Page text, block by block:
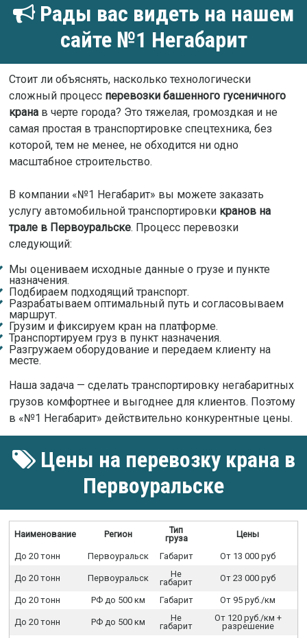
Рады вас видеть на нашем
сайте №1 Негабарит
Стоит ли объяснять, насколько технологически
сложный процесс перевозки башенного гусеничного
кранав черте города? Это тяжелая, громоздкая и не
самая простая в транспортировке спецтехника, без
которой, тем не менее, не обходится ни одно
масштабное строительство.
В компании «№1 Негабарит» вы можете заказать
услугу автомобильной транспортировки кранов на
трале в Первоуральске. Процесс перевозки
следующий:
Мы оцениваем исходные данные о грузе и пункте
назначения.
Подбираем подходящий транспорт.
Разрабатываем оптимальный путь и согласовываем
маршрут.
Грузим и фиксируем кран на платформе.
Транспортируем груз в пункт назначения.
Разгружаем оборудование и передаем клиенту на
месте.
Наша задача — сделать транспортировку негабаритных
грузов комфортнее и выгоднее для клиентов. Поэтому
в «№1 Негабарит» действительно конкурентные цены.
Цены на перевозку крана в
Первоуральске
Наименование Регион
Тип
груза
Цены
До 20 тонн Первоуральск Габарит От 13 000 руб
До 20 тонн Первоуральск
Не
габарит
От 23 000 руб
До 20 тонн РФ до 500 км Габарит От 95 руб./км
До 20 тонн РФ до 500 км
Не
габарит
От 120 руб./км +
разрешение